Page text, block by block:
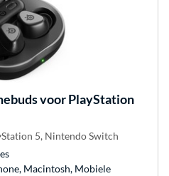
voor PlayStation
5, Nintendo Switch
Macintosh, Mobiele